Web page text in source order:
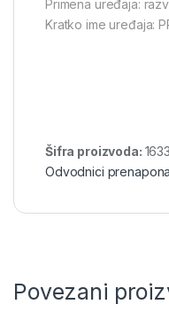
Primena uređaja:
Kratko ime uređaja:
Šifra proizvoda:
Odvodnici prenapona
Povezani